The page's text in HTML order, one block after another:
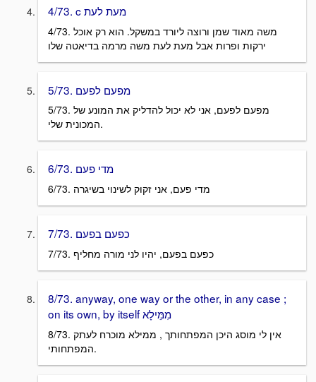
4/73. c מעת לעת
4/73. משה מאוד שמן ורוצה ליורד במשקל. הוא רק אוכל
ירקות ופרות אבל מעת לעת משה מרמה בדיאטה שלו
5/73. מפעם לפעם
5/73. מפעם לפעם, אני לא יכול להדליק את המונע של
המכונית שלי.
6/73. מדי פעם
6/73. מדי פעם, אני זקוק לשינוי בשיגרה
7/73. כפעם בפעם
7/73. כפעם בפעם, יהיו לני מורה מחליף
8/73. anyway, one way or the other, in any case ;
8/73. אין לי מוסג היכן המפתחותך , ממילא מוכרח לעתק
המפתחותי.